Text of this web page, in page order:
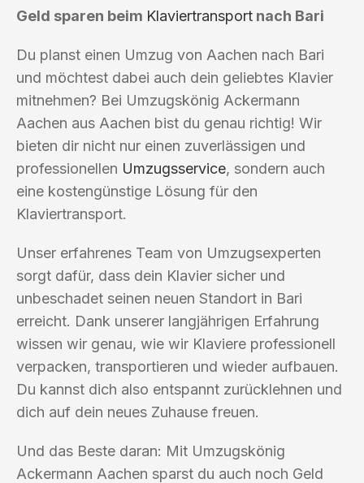
Geld sparen beim Klaviertransport nach Bari
Du planst einen Umzug von Aachen nach Bari
und möchtest dabei auch dein geliebtes Klavier
mitnehmen? Bei Umzugskönig Ackermann
Aachen aus Aachen bist du genau richtig! Wir
bieten dir nicht nur einen zuverlässigen und
professionellen Umzugsservice, sondern auch
eine kostengünstige Lösung für den
Klaviertransport.
Unser erfahrenes Team von Umzugsexperten
sorgt dafür, dass dein Klavier sicher und
unbeschadet seinen neuen Standort in Bari
erreicht. Dank unserer langjährigen Erfahrung
wissen wir genau, wie wir Klaviere professionell
verpacken, transportieren und wieder aufbauen.
Du kannst dich also entspannt zurücklehnen und
dich auf dein neues Zuhause freuen.
Und das Beste daran: Mit Umzugskönig
Ackermann Aachen sparst du auch noch Geld